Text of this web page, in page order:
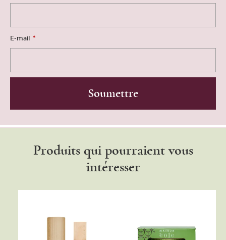
E-mail *
Produits qui pourraient vous
intéresser